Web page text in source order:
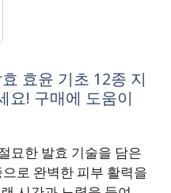
효윤 기초 12종 지
요! 구매에 도움이
묘한 발효 기술을 담은
로 완벽한 피부 활력을